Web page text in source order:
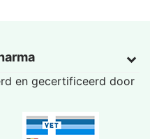
en gecertificeerd door